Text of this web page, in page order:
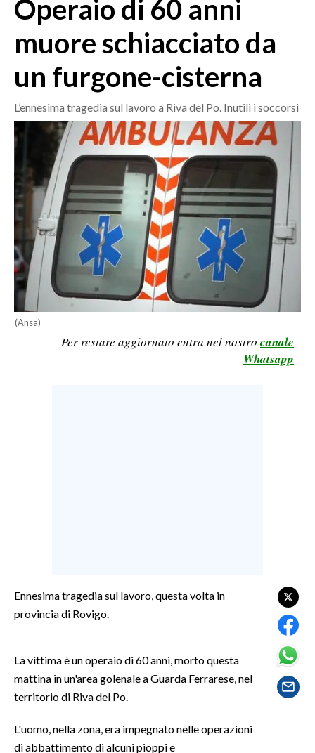
MEDIO CAMPIDANO
ORISTANO E PROVINCIA
SASSARI E PROVINCIA
NUORO E PROVINCIA
OGLIASTRA
AGENDA
CRONACA
ITALIA
MONDO
POLITICA
ECONOMIA
SERVIZI ALLE IMPRESE
ALTRI SPORT
SPETTACOLI
GOSSIP
SALUTE
Operaio di 60 anni
muore schiacciato da
un furgone-cisterna
L’ennesima tragedia sul lavoro a Riva del Po. Inutili i soccorsi
(Ansa)
Per restare aggiornato entra nel nostro canale
Whatsapp
Ennesima tragedia sul lavoro, questa volta in
provincia di Rovigo.
La vittima è un operaio di 60 anni, morto questa
mattina in un'area golenale a Guarda Ferrarese, nel
territorio di Riva del Po.
L'uomo, nella zona, era impegnato nelle operazioni
di abbattimento di alcuni pioppi e